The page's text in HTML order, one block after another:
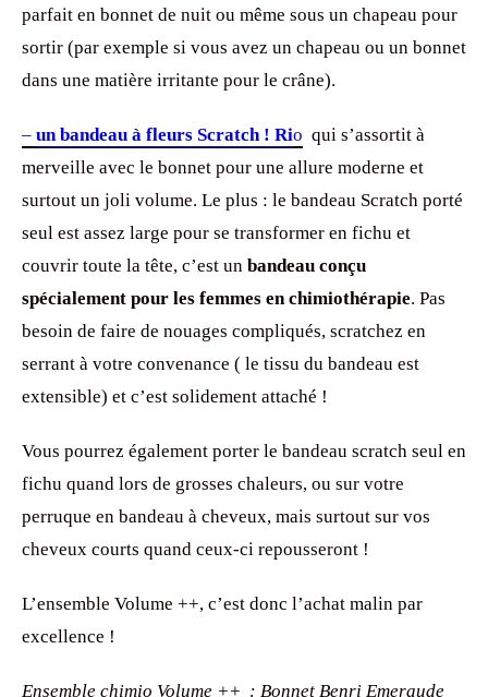
parfait en bonnet de nuit ou même sous un chapeau pour
sortir (par exemple si vous avez un chapeau ou un bonnet
dans une matière irritante pour le crâne).
– un bandeau à fleurs Scratch ! Rio qui s’assortit à
merveille avec le bonnet pour une allure moderne et
surtout un joli volume. Le plus : le bandeau Scratch porté
seul est assez large pour se transformer en fichu et
couvrir toute la tête, c’est un bandeau conçu
spécialement pour les femmes en chimiothérapie. Pas
besoin de faire de nouages compliqués, scratchez en
serrant à votre convenance ( le tissu du bandeau est
extensible) et c’est solidement attaché !
Vous pourrez également porter le bandeau scratch seul en
fichu quand lors de grosses chaleurs, ou sur votre
perruque en bandeau à cheveux, mais surtout sur vos
cheveux courts quand ceux-ci repousseront !
L’ensemble Volume ++, c’est donc l’achat malin par
excellence !
Ensemble chimio Volume ++ : Bonnet Benri Emeraude